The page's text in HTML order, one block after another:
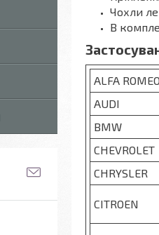
Чохли
В
ALFA ROMEO
AUDI
BMW
CHEVROLET
CHRYSLER
CITROEN